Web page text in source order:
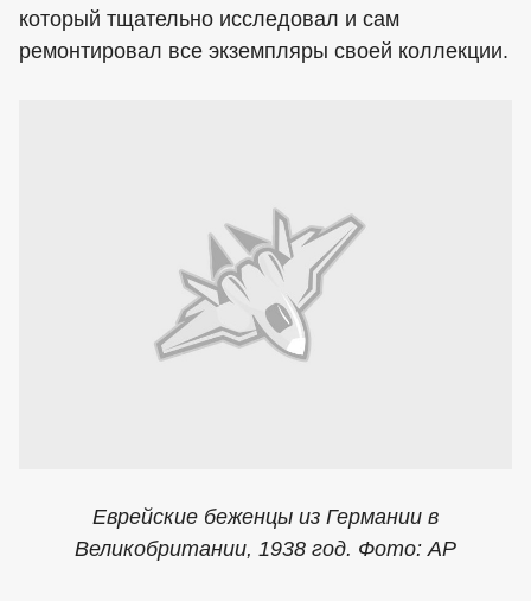
который тщательно исследовал и сам
ремонтировал все экземпляры своей коллекции.
Еврейские беженцы из Германии в
Великобритании, 1938 год. Фото: AP